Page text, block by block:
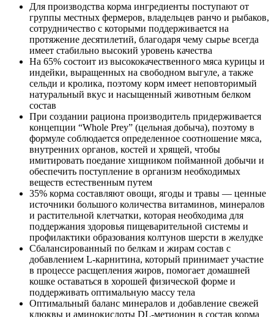
Для производства корма ингредиенты поступают от
группы местных фермеров, владельцев ранчо и рыбаков,
сотрудничество с которыми поддерживается на
протяжение десятилетий, благодаря чему сырье всегда
имеет стабильно высокий уровень качества
На 65% состоит из высококачественного мяса курицы и
индейки, выращенных на свободном выгуле, а также
сельди и кролика, поэтому корм имеет неповторимый
натуральный вкус и насыщенный животным белком
состав
При создании рациона производитель придерживается
концепции “Whole Prey” (цельная добыча), поэтому в
формуле соблюдается определенное соотношение мяса,
внутренних органов, костей и хрящей, чтобы
имитировать поедание хищником пойманной добычи и
обеспечить поступление в организм необходимых
веществ естественным путем
35% корма составляют овощи, ягоды и травы — ценные
источники большого количества витаминов, минералов
и растительной клетчатки, которая необходима для
поддержания здоровья пищеварительной системы и
профилактики образования колтунов шерсти в желудке
Сбалансированный по белкам и жирам состав с
добавлением L-карнитина, который принимает участие
в процессе расщепления жиров, помогает домашней
кошке оставаться в хорошей физической форме и
поддерживать оптимальную массу тела
Оптимальный баланс минералов и добавление свежей
клюквы и аминокислоты DL-метионин в состав корма